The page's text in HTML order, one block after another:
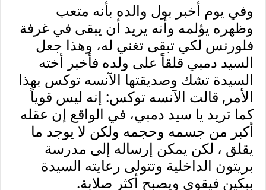
وفي يوم أخبر بول والده بأنه متعب
وظهره يؤلمه وأنه يريد أن يبقى في غرفة
فلورنس لكي تبقى تغني له، وهذا جعل
السيد دمبي قلقاً على ولده فأخبر أخته
السيدة تشك وصديقتها الآنسه توكس بهذا
الأمر, قالت الآنسه توكس: إنه ليس قوياً
كما تريد يا سيد دمبي، في الواقع إن عقله
أكبر من جسمه وحجمه ولكن لا يوجد ما
يقلق ، لكن يمكن إرساله إلى مدرسة
بريتون الداخلية وتتولى رعايته السيدة
ببكين فيقوى ويصبح أكثر صلابة.